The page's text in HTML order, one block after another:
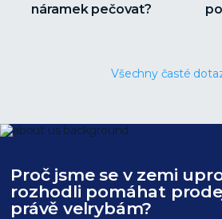
náramek pečovat?
Všechny časté
Proč jsme se v zemi
rozhodli pomáhat
právě velrybám?